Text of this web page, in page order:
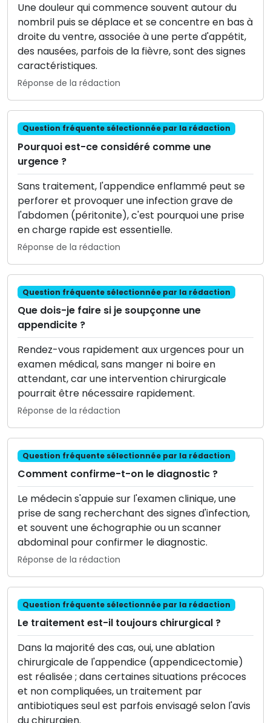
Une douleur qui commence souvent autour du
nombril puis se déplace et se concentre en bas à
droite du ventre, associée à une perte d'appétit,
des nausées, parfois de la fièvre, sont des signes
caractéristiques.
Réponse de la rédaction
Question fréquente sélectionnée par la rédaction
Pourquoi est-ce considéré comme une
urgence ?
Sans traitement, l'appendice enflammé peut se
perforer et provoquer une infection grave de
l'abdomen (péritonite), c'est pourquoi une prise
en charge rapide est essentielle.
Réponse de la rédaction
Question fréquente sélectionnée par la rédaction
Que dois-je faire si je soupçonne une
appendicite ?
Rendez-vous rapidement aux urgences pour un
examen médical, sans manger ni boire en
attendant, car une intervention chirurgicale
pourrait être nécessaire rapidement.
Réponse de la rédaction
Question fréquente sélectionnée par la rédaction
Comment confirme-t-on le diagnostic ?
Le médecin s'appuie sur l'examen clinique, une
prise de sang recherchant des signes d'infection,
et souvent une échographie ou un scanner
abdominal pour confirmer le diagnostic.
Réponse de la rédaction
Question fréquente sélectionnée par la rédaction
Le traitement est-il toujours chirurgical ?
Dans la majorité des cas, oui, une ablation
chirurgicale de l'appendice (appendicectomie)
est réalisée ; dans certaines situations précoces
et non compliquées, un traitement par
antibiotiques seul est parfois envisagé selon l'avis